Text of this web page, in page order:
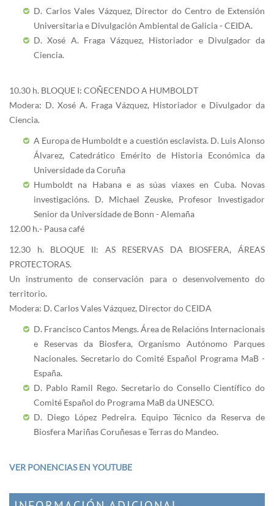
D. Carlos Vales Vázquez, Director do Centro de Extensión
Universitaria e Divulgación Ambiental de Galicia - CEIDA.
D. Xosé A. Fraga Vázquez, Historiador e Divulgador da
Ciencia.
10.30 h. BLOQUE I: COÑECENDO A HUMBOLDT
Modera: D. Xosé A. Fraga Vázquez, Historiador e Divulgador da
Ciencia.
A Europa de Humboldt e a cuestión esclavista. D. Luis Alonso
Álvarez, Catedrático Emérito de Historia Económica da
Universidade da Coruña
Humboldt na Habana e as súas viaxes en Cuba. Novas
investigacións. D. Michael Zeuske, Profesor Investigador
Senior da Universidade de Bonn - Alemaña
12.00 h.- Pausa café
12.30 h. BLOQUE II: AS RESERVAS DA BIOSFERA, ÁREAS
PROTECTORAS.
Un instrumento de conservación para o desenvolvemento do
territorio.
Modera: D. Carlos Vales Vázquez, Director do CEIDA
D. Francisco Cantos Mengs. Área de Relacións Internacionais
e Reservas da Biosfera, Organismo Autónomo Parques
Nacionales. Secretario do Comité Español Programa MaB -
España.
D. Pablo Ramil Rego. Secretario do Consello Científico do
Comité Español do Programa MaB da UNESCO.
D. Diego López Pedreira. Equipo Técnico da Reserva de
Biosfera Mariñas Coruñesas e Terras do Mandeo.
VER PONENCIAS EN YOUTUBE